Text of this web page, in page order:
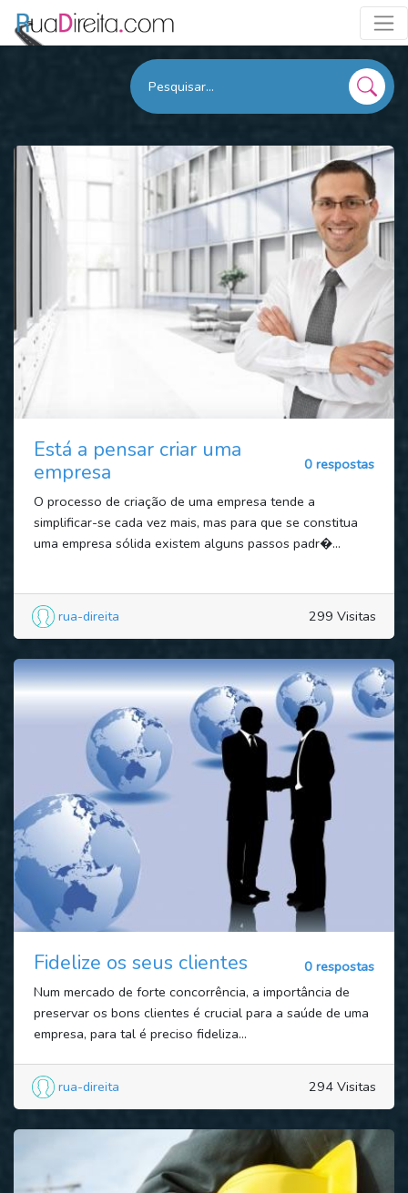
Está a pensar criar uma
empresa
0 respostas
O processo de criação de uma empresa tende a
simplificar-se cada vez mais, mas para que se constitua
uma empresa sólida existem alguns passos padr�...
rua-direita 299 Visitas
Fidelize os seus clientes
0 respostas
Num mercado de forte concorrência, a importância de
preservar os bons clientes é crucial para a saúde de uma
empresa, para tal é preciso fideliza...
rua-direita 294 Visitas